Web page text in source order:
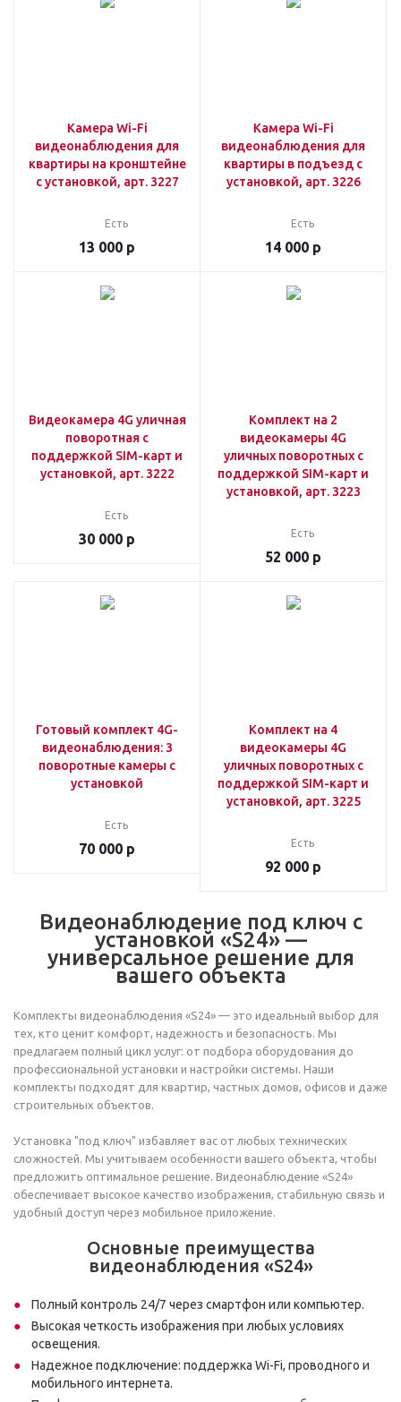
Камера Wi-Fi
видеонаблюдения для
квартиры на кронштейне
c установкой, арт. 3227
Есть
13 000 р
Камера Wi-Fi
видеонаблюдения для
квартиры в подъезд c
установкой, арт. 3226
Есть
14 000 р
Видеокамера 4G уличная
поворотная c
поддержкой SIM-карт и
установкой, арт. 3222
Есть
30 000 р
Комплект на 2
видеокамеры 4G
уличных поворотных c
поддержкой SIM-карт и
установкой, арт. 3223
Есть
52 000 р
Готовый комплект 4G-
видеонаблюдения: 3
поворотные камеры с
установкой
Есть
70 000 р
Комплект на 4
видеокамеры 4G
уличных поворотных c
поддержкой SIM-карт и
установкой, арт. 3225
Есть
92 000 р
Видеонаблюдение под ключ с
установкой «S24» —
универсальное решение для
вашего объекта
Комплекты видеонаблюдения «S24» — это идеальный выбор для
тех, кто ценит комфорт, надежность и безопасность. Мы
предлагаем полный цикл услуг: от подбора оборудования до
профессиональной установки и настройки системы. Наши
комплекты подходят для квартир, частных домов, офисов и даже
строительных объектов.
Установка "под ключ" избавляет вас от любых технических
сложностей. Мы учитываем особенности вашего объекта, чтобы
предложить оптимальное решение. Видеонаблюдение «S24»
обеспечивает высокое качество изображения, стабильную связь и
удобный доступ через мобильное приложение.
Основные преимущества
видеонаблюдения «S24»
Полный контроль 24/7 через смартфон или компьютер.
Высокая четкость изображения при любых условиях
освещения.
Надежное подключение: поддержка Wi-Fi, проводного и
мобильного интернета.